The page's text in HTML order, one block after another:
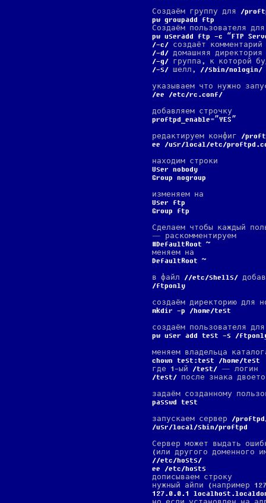
Создаём группу для
pw groupadd ftp
Создаём пользователя
pw useradd ftp -c “FTP
-c
создаёт комментарий
-d
домашняя
-g
группа, к которой
-s
шелл, /sbin/nologin
указываем что нужно
ee /etc/rc.conf
добавляем строчку
proftpd_enable=”YES”
редактируем конфиг
ee /usr/local/etc/
находим строки
User nobody
Group nogroup
изменяем на
User ftp
Group ftp
Сделаем чтобы каждый
— раскомментируем
#DefaultRoot ~
меняем на
DefaultRoot ~
в файл
/etc/shells
/ftponly
создаём директорию для
mkdir -p /home/test
создаём пользователя
pw user add test -s /
меняем владельца
chown test:test /home/test
где 1-ый
test
— логин
test
после знака
задаём созданному
passwd test
запускаем сервер
proftpd
/usr/local/sbin/proftpd
Сервер может выдать
(или другого доменного
/etc/hosts
ee /etc/hosts
дописываем строку
нужный айпи (например
127.0.0.1